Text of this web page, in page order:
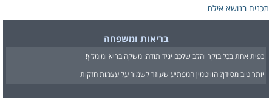
תכנים בנושא אילת
בריאות ומשפחה
כפית אחת בכל בוקר והלב שלכם יגיד תודה: משקה בריא ומומלץ!
יותר טוב מסידן? הוויטמין המפתיע שעוזר לשמור על עצמות חזקות